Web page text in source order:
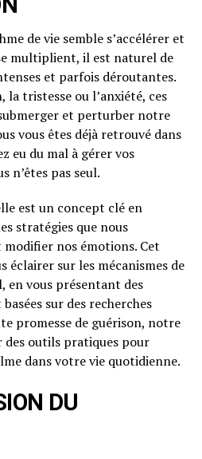
de vie semble s’accélérer et
multiplient, il est naturel de
et parfois déroutantes.
tristesse ou l’anxiété, ces
et perturber notre
vous êtes déjà retrouvé dans
eu du mal à gérer vos
n’êtes pas seul.
est un concept clé en
stratégies que nous
nos émotions. Cet
éclairer sur les mécanismes de
en vous présentant des
sur des recherches
promesse de guérison, notre
outils pratiques pour
dans votre vie quotidienne.
DU